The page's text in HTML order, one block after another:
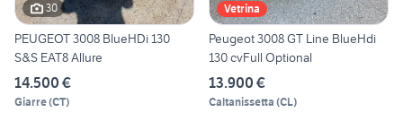
30
PEUGEOT 3008 BlueHDi 130
S&S EAT8 Allure
14.500 €
Giarre(CT)
Vetrina
Peugeot 3008 GT Line BlueHdi
130 cvFull Optional
13.900 €
Caltanissetta (CL)